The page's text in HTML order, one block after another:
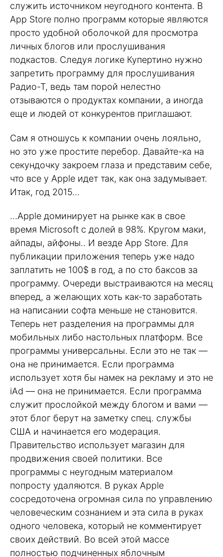
служить источником неугодного контента. В
App Store полно программ которые являются
просто удобной оболочкой для просмотра
личных блогов или прослушивания
подкастов. Следуя логике Купертино нужно
запретить программу для прослушивания
Радио-Т, ведь там порой нелестно
отзываются о продуктах компании, а иногда
еще и людей от конкурентов приглашают.
Сам я отношусь к компании очень лояльно,
но это уже простите перебор. Давайте-ка на
секундочку закроем глаза и представим себе,
что все у Apple идет так, как она задумывает.
Итак, год 2015…
…Apple доминирует на рынке как в свое
время Microsoft с долей в 98%. Кругом маки,
айпады, айфоны.. И везде App Store. Для
публикации приложения теперь уже надо
заплатить не 100$ в год, а по сто баксов за
программу. Очереди выстраиваются на месяц
вперед, а желающих хоть как-то заработать
на написании софта меньше не становится.
Теперь нет разделения на программы для
мобильных либо настольных платформ. Все
программы универсальны. Если это не так —
она не принимается. Если программа
использует хотя бы намек на рекламу и это не
iAd — она не принимается. Если программа
служит прослойкой между блогом и вами —
этот блог берут на заметку спец. службы
США и начинается его модерация.
Правительство использует магазин для
продвижения своей политики. Все
программы с неугодным материалом
попросту удаляются. В руках Apple
сосредоточена огромная сила по управлению
человеческим сознанием и эта сила в руках
одного человека, который не комментирует
своих действий. Во всей этой массе
полностью подчиненных яблочным